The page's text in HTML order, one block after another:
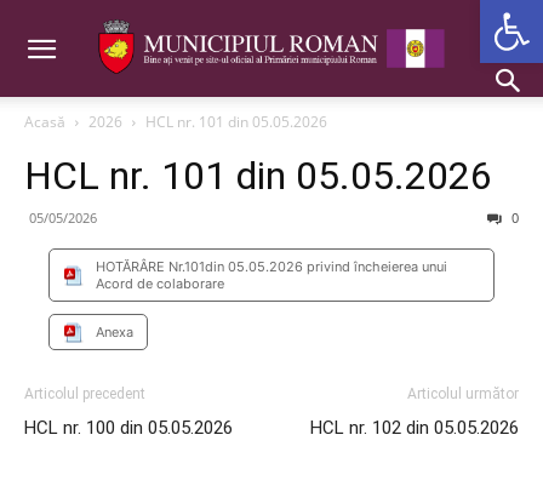
Acasă 2026 HCL nr. 101 din 05.05.2026
HCL nr. 101 din 05.05.2026
05/05/2026 0
HOTĂRÂRE Nr.101din 05.05.2026 privind încheierea unui
Acord de colaborare
Anexa
Articolul precedent
HCL nr. 100 din 05.05.2026
Articolul următor
HCL nr. 102 din 05.05.2026